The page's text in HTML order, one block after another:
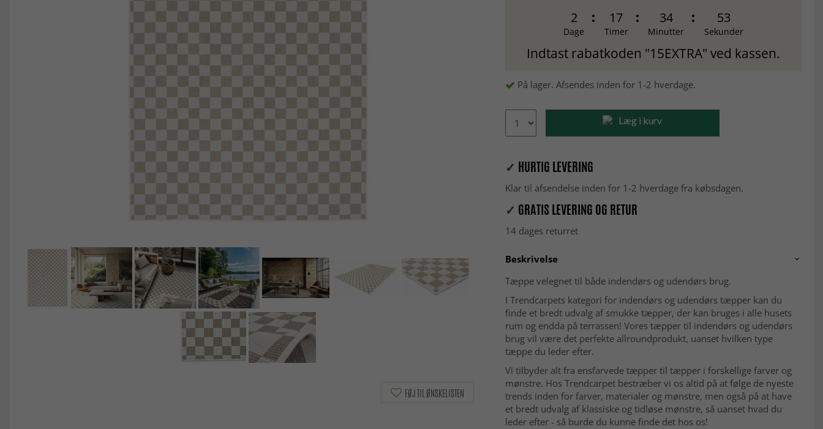
2
Dage
17
Timer
34
Minutter
52
Sekunder
Indtast rabatkoden "15EXTRA" ved kassen.
På lager. Afsendes inden for 1-2 hverdage.
Læg i kurv
✓ HURTIG LEVERING
Klar til afsendelse inden for 1-2 hverdage fra købsdagen.
✓ GRATIS LEVERING OG RETUR
14 dages returret
Beskrivelse
Tæppe velegnet til både indendørs og udendørs brug.
I Trendcarpets kategori for indendørs og udendørs tæpper kan du
finde et bredt udvalg af smukke tæpper, der kan bruges i alle husets
rum og endda på terrassen! Vores tæpper til indendørs og udendørs
brug vil være det perfekte allroundprodukt, uanset hvilken type
tæppe du leder efter.
Vi tilbyder alt fra ensfarvede tæpper til tæpper i forskellige farver og
mønstre. Hos Trendcarpet bestræber vi os altid på at følge de nyeste
trends inden for farver, materialer og mønstre, men også på at have
et bredt udvalg af klassiske og tidløse mønstre, så uanset hvad du
leder efter - så burde du kunne finde det hos os!
FØJ TIL ØNSKELISTEN